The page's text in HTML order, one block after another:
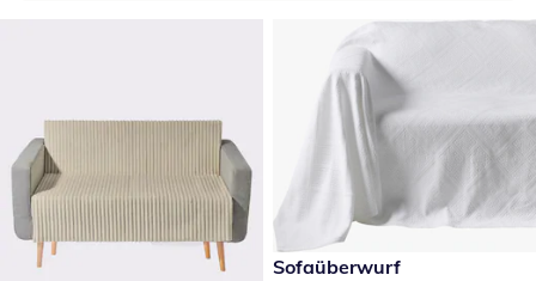
89,99 €
Sofaüberwurf